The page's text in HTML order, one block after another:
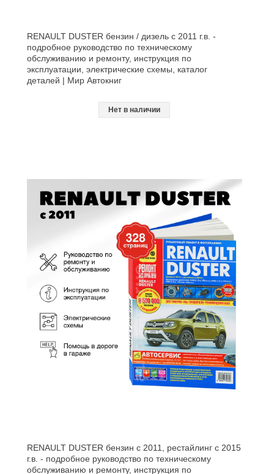
RENAULT DUSTER бензин / дизель с 2011 г.в. -
подробное руководство по техническому
обслуживанию и ремонту, инструкция по
эксплуатации, электрические схемы, каталог
деталей | Мир Автокниг
Нет в наличии
RENAULT DUSTER бензин с 2011, рестайлинг с 2015
г.в. - подробное руководство по техническому
обслуживанию и ремонту, инструкция по